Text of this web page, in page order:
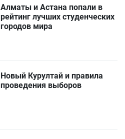
Алматы и Астана попали в
рейтинг лучших студенческих
городов мира
Новый Курултай и правила
проведения выборов